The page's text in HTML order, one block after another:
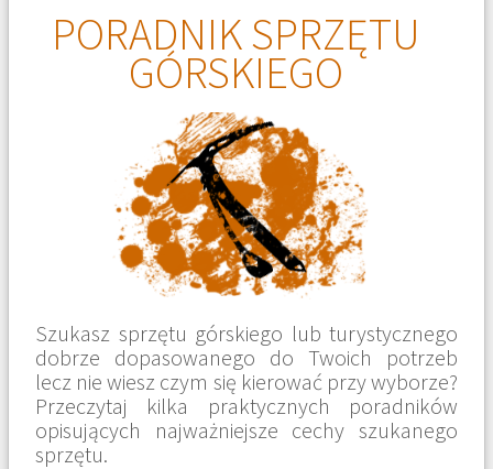
PORADNIK SPRZĘTU
GÓRSKIEGO
Szukasz sprzętu górskiego lub turystycznego
dobrze dopasowanego do Twoich potrzeb
lecz nie wiesz czym się kierować przy wyborze?
Przeczytaj kilka praktycznych poradników
opisujących najważniejsze cechy szukanego
sprzętu.